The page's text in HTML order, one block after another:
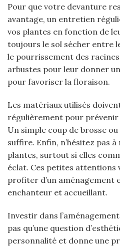
Pour que votre devanture
avantage, un entretien
vos plantes en fonction de
toujours le sol sécher entre
le pourrissement des
arbustes pour leur donner
pour favoriser la floraison.
Les matériaux utilisés
régulièrement pour prévenir
Un simple coup de brosse ou
suffire. Enfin, n’hésitez pas
plantes, surtout si elles
éclat. Ces petites
profiter d’un aménagement
enchanteur et accueillant.
Investir dans
pas qu’une question
personnalité et donne une